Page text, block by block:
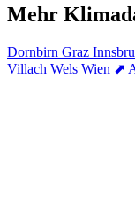
Mehr
Dornbirn Graz
Villach Wels Wien ⬈